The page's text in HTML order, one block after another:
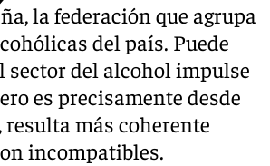
la federación que agrupa
del país. Puede
sector del alcohol impulse
es precisamente desde
resulta más coherente
incompatibles.